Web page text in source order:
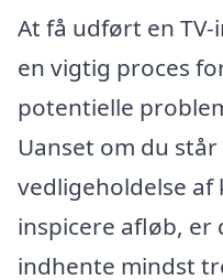
At få udført en
en vigtig proces
potentielle
Uanset om du
vedligeholdelse af
inspicere afløb, er
indhente mindst